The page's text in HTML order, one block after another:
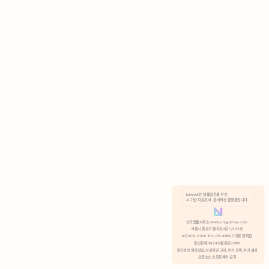
분석 쿠키 허용
Lawvot은 법률업무를 위한
AI 기반 자료조사 · 문서작성 플랫폼입니다.
안국법률사무소 www.anguklaw.com
서울시 종로구 율곡로2길 7, 304호
02)3210-3330 105-05-48527 대표 정희찬
통신판매 2024서울종로0248
개인정보 처리방침, 이용약관 고지, 쿠키 정책, 쿠키 설정
오픈소스 소프트웨어 공지